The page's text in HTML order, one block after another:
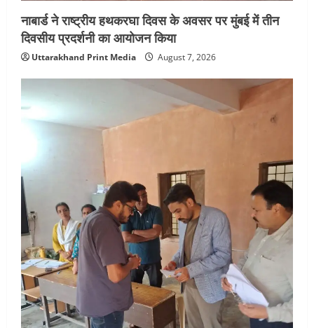
नाबार्ड ने राष्ट्रीय हथकरघा दिवस के अवसर पर मुंबई में तीन
दिवसीय प्रदर्शनी का आयोजन किया
Uttarakhand Print Media August 7, 2026